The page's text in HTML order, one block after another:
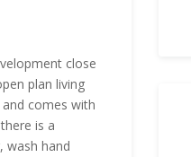
close
plan living
comes with
is a
wash hand